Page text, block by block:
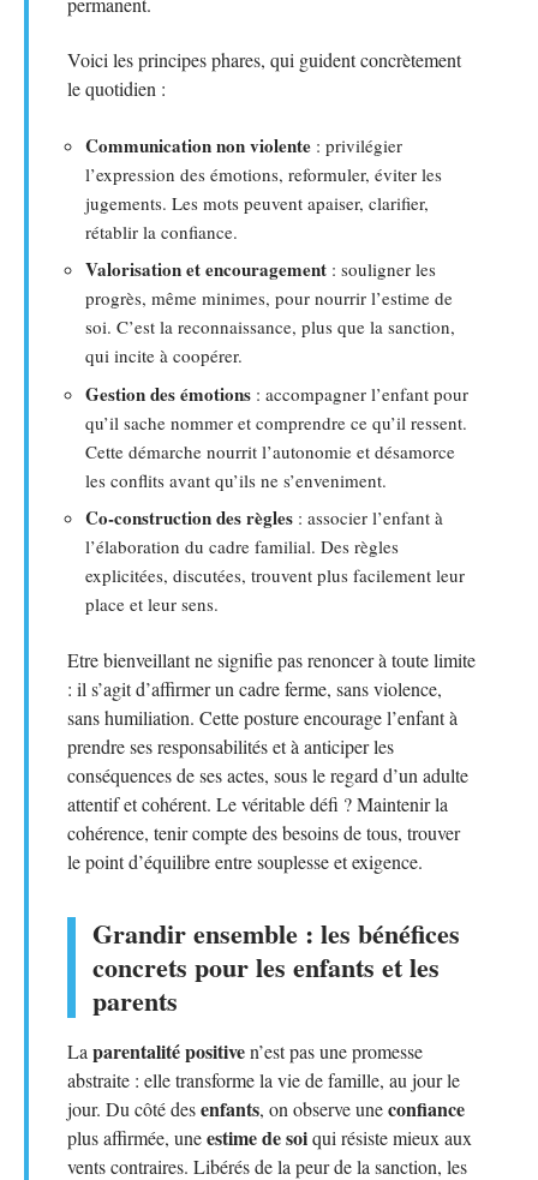
Voici les principes phares, qui guident concrètement
le quotidien :
Communication non violente : privilégier
l’expression des émotions, reformuler, éviter les
jugements. Les mots peuvent apaiser, clarifier,
rétablir la confiance.
Valorisation et encouragement : souligner les
progrès, même minimes, pour nourrir l’estime de
soi. C’est la reconnaissance, plus que la sanction,
qui incite à coopérer.
Gestion des émotions : accompagner l’enfant pour
qu’il sache nommer et comprendre ce qu’il ressent.
Cette démarche nourrit l’autonomie et désamorce
les conflits avant qu’ils ne s’enveniment.
Co-construction des règles : associer l’enfant à
l’élaboration du cadre familial. Des règles
explicitées, discutées, trouvent plus facilement leur
place et leur sens.
Etre bienveillant ne signifie pas renoncer à toute limite
: il s’agit d’affirmer un cadre ferme, sans violence,
sans humiliation. Cette posture encourage l’enfant à
prendre ses responsabilités et à anticiper les
conséquences de ses actes, sous le regard d’un adulte
attentif et cohérent. Le véritable défi ? Maintenir la
cohérence, tenir compte des besoins de tous, trouver
le point d’équilibre entre souplesse et exigence.
Grandir ensemble : les bénéfices
concrets pour les enfants et les
parents
La parentalité positiven’est pas une promesse
abstraite : elle transforme la vie de famille, au jour le
jour. Du côté desenfants, on observe uneconfiance
plus affirmée, uneestime de soiqui résiste mieux aux
vents contraires. Libérés de la peur de la sanction, les